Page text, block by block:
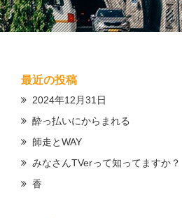
最近の投稿
2024年12月31日
酔っ払いにからまれる
師走とWAY
みなさんTVerって知ってますか？
香